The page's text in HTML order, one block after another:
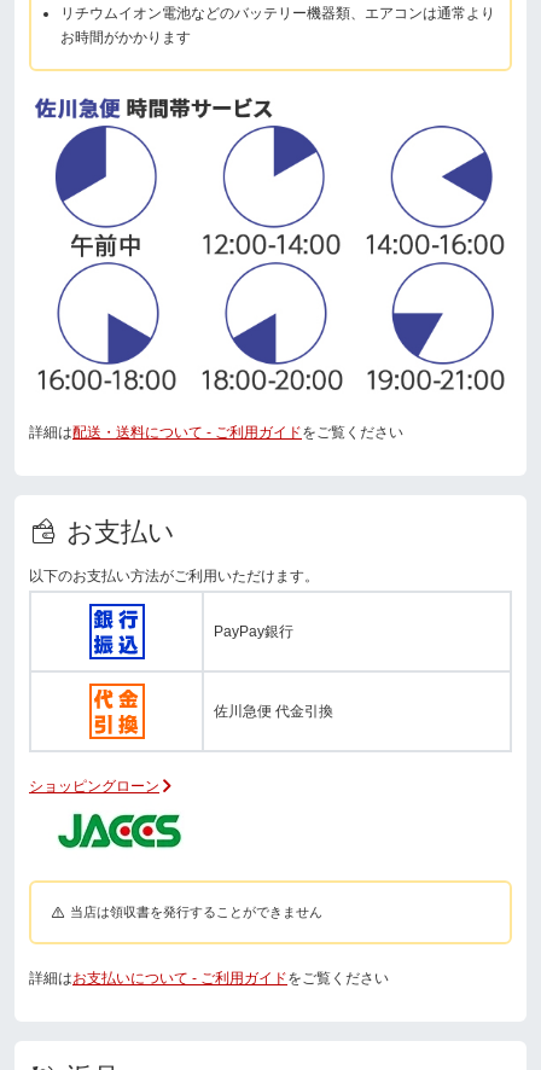
リチウムイオン電池などのバッテリー機器類、エアコンは通常より
お時間がかかります
詳細は配送・送料について - ご利用ガイドをご覧ください
お支払い
以下のお支払い方法がご利用いただけます。
PayPay銀行
佐川急便 代金引換
ショッピングローン
当店は領収書を発行することができません
詳細はお支払いについて - ご利用ガイドをご覧ください